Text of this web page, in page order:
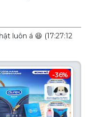
luôn á 😆 (17:27:12
-36%